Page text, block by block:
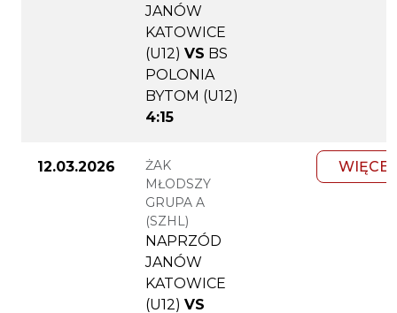
JANÓW
KATOWICE
(U12) VS BS
POLONIA
BYTOM (U12)
4:15
12.03.2026
ŻAK
MŁODSZY
GRUPA A
(SZHL)
NAPRZÓD
JANÓW
KATOWICE
(U12) VS
WIĘCEJ